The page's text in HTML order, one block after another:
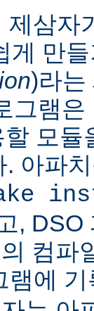
제삼자
게 만
)라는
그램
모듈
아파
,
컴파
램에